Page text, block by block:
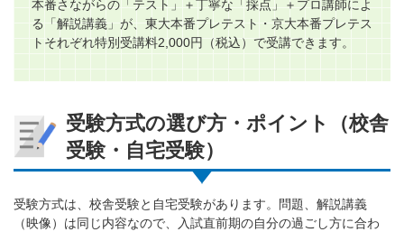
本番さながらの「テスト」＋丁寧な「採点」＋プロ講師によ
る「解説講義」が、東大本番プレテスト・京大本番プレテス
トそれぞれ特別受講料2,000円（税込）で受講できます。
受験方式の選び方・ポイント（校舎
受験・自宅受験）
受験方式は、校舎受験と自宅受験があります。問題、解説講義
（映像）は同じ内容なので、入試直前期の自分の過ごし方に合わ